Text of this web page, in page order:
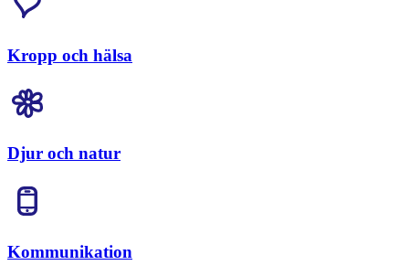
Kropp och hälsa
Djur och natur
Kommunikation